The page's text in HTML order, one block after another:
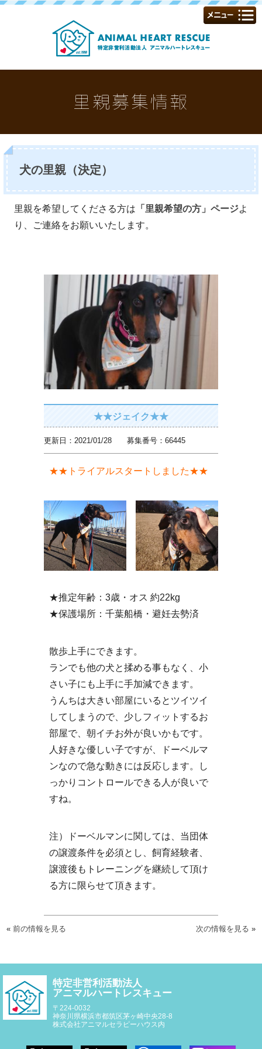
里親募集情報
犬の里親（決定）
里親を希望してくださる方は 「里親希望の方」ページよ
り、ご連絡をお願いいたします。
★★ジェイク★★
更新日：2021/01/28 募集番号：66445
★★トライアルスタートしました★★
★推定年齢：3歳・オス 約22kg
★保護場所：千葉船橋・避妊去勢済
散歩上手にできます。
ランでも他の犬と揉める事もなく、小
さい子にも上手に手加減できます。
うんちは大きい部屋にいるとツイツイ
してしまうので、少しフィットするお
部屋で、朝イチお外が良いかもです。
人好きな優しい子ですが、ドーベルマ
ンなので急な動きには反応します。し
っかりコントロールできる人が良いで
すね。
注）ドーベルマンに関しては、当団体
の譲渡条件を必須とし、飼育経験者、
譲渡後もトレーニングを継続して頂け
る方に限らせて頂きます。
«前の情報を見る 次の情報を見る »
特定非営利活動法人
アニマルハートレスキュー
〒224-0032
神奈川県横浜市都筑区茅ヶ崎中央28-8
株式会社アニマルセラピーハウス内